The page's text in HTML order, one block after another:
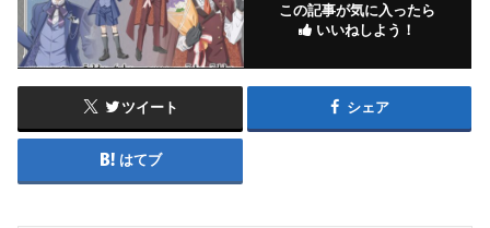
この記事が気に入ったら
いいねしよう！
ツイート シェア
はてブ